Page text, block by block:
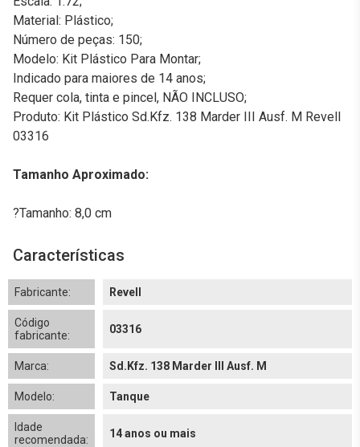
Material: Plástico;
Número de peças: 150;
Modelo: Kit Plástico Para Montar;
Indicado para maiores de 14 anos;
Requer cola, tinta e pincel, NÃO INCLUSO;
Produto: Kit Plástico Sd.Kfz. 138 Marder III Ausf. M Revell
03316
Tamanho Aproximado:
?Tamanho: 8,0 cm
Características
Fabricante: Revell
Código
fabricante:
03316
Marca: Sd.Kfz. 138 Marder III Ausf. M
Modelo: Tanque
Idade
recomendada:
14 anos ou mais